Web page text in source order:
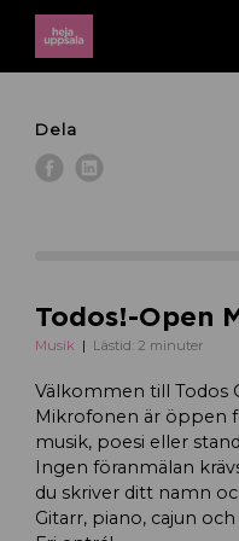
Dela
Todos!-Open
Musik Lästid: 2 minuter
Välkommen till Todos
Mikrofonen är öppen
musik, poesi eller
Ingen föranmälan
du skriver ditt namn
Gitarr, piano, cajun